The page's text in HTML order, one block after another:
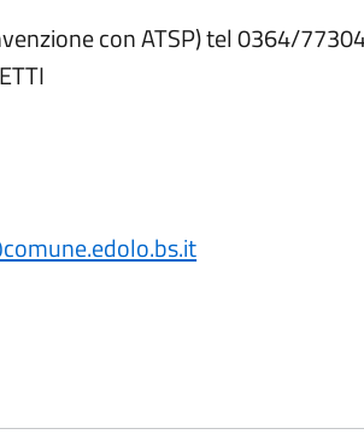
con ATSP) tel 0364/